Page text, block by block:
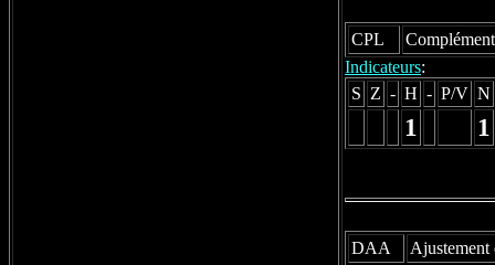
CPL
Indicateurs:
S Z - H - P/V N
1 1
DAA
Ajustement